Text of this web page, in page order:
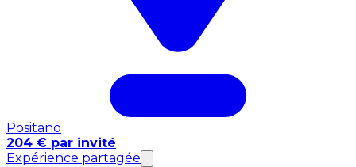
Positano
204 € par invité
Expérience partagée